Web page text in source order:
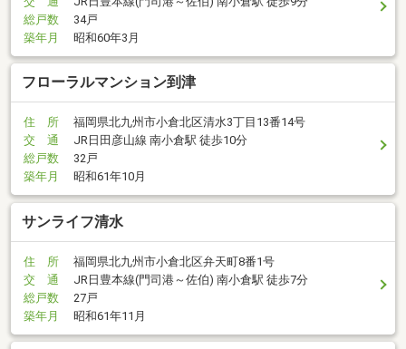
総戸数
34戸
築年月
昭和60年3月
フローラルマンション到津
住 所
福岡県北九州市小倉北区清水3丁目13番14号
交 通
JR日田彦山線 南小倉駅 徒歩10分
総戸数
32戸
築年月
昭和61年10月
サンライフ清水
住 所
福岡県北九州市小倉北区弁天町8番1号
交 通
JR日豊本線(門司港～佐伯) 南小倉駅 徒歩7分
総戸数
27戸
築年月
昭和61年11月